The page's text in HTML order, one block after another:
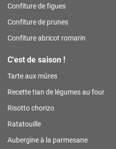
Confiture de figues
Confiture de prunes
Confiture abricot romarin
C'est de saison !
Tarte aux mûres
Recette tian de légumes au four
Risotto chorizo
Ratatouille
Aubergine à la parmesane